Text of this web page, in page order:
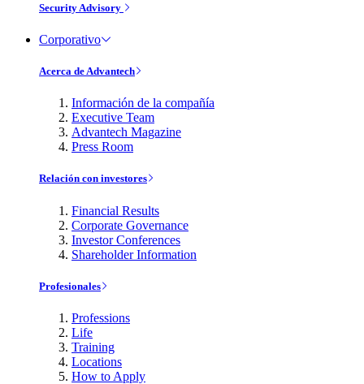
Security Advisory
Corporativo
Acerca de Advantech
Información de la compañía
Executive Team
Advantech Magazine
Press Room
Relación con investores
Financial Results
Corporate Governance
Investor Conferences
Shareholder Information
Profesionales
Professions
Life
Training
Locations
How to Apply